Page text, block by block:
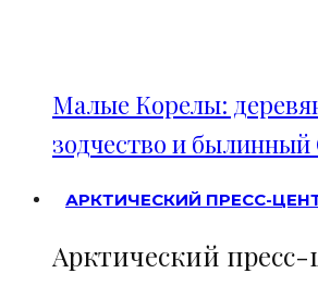
Малые Корелы:
зодчество и былинный
АРКТИЧЕСКИЙ ПРЕСС-
Арктический пресс-